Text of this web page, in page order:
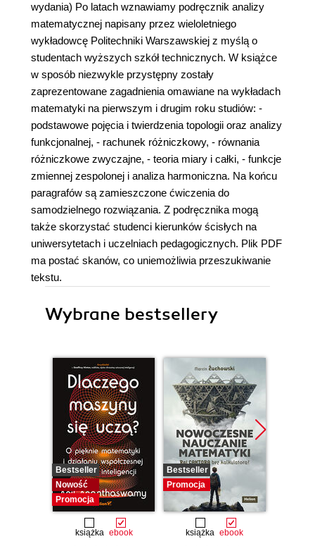
wydania) Po latach wznawiamy podręcznik analizy
matematycznej napisany przez wieloletniego
wykładowcę Politechniki Warszawskiej z myślą o
studentach wyższych szkół technicznych. W książce
w sposób niezwykle przystępny zostały
zaprezentowane zagadnienia omawiane na wykładach
matematyki na pierwszym i drugim roku studiów: -
podstawowe pojęcia i twierdzenia topologii oraz analizy
funkcjonalnej, - rachunek różniczkowy, - równania
różniczkowe zwyczajne, - teoria miary i całki, - funkcje
zmiennej zespolonej i analiza harmoniczna. Na końcu
paragrafów są zamieszczone ćwiczenia do
samodzielnego rozwiązania. Z podręcznika mogą
także skorzystać studenci kierunków ścisłych na
uniwersytetach i uczelniach pedagogicznych. Plik PDF
ma postać skanów, co uniemożliwia przeszukiwanie
tekstu.
Wybrane bestsellery
Bestseller
Nowość
Promocja
książka ebook
Bestseller
Promocja
książka ebook